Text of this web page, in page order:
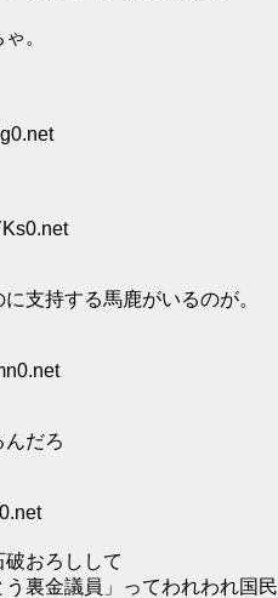
。
支持する馬鹿がいるのが。
んだろ
おろしして
う裏金議員」ってわれわれ国民